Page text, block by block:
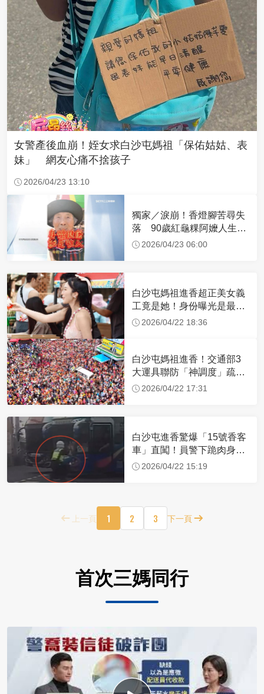
女警產後血崩！姪女求白沙屯媽祖「保佑姑姑、表
妹」 網友心痛不捨孩子
2026/04/23 13:10
獨家／淚崩！香燈腳苦尋失
落 90歲紅龜粿阿嬤人生謝
幕2026/04/23 06:00
白沙屯媽祖進香超正美女義
工竟是她！身份曝光是最美
禮生 一輩子不結婚
2026/04/22 18:36
白沙屯媽祖進香！交通部3
大運具聯防「神調度」疏運
32.1萬創新高
2026/04/22 17:31
白沙屯進香驚爆「15號香客
車」直闖！員警下跪肉身擋
車：讓行人先過
2026/04/22 15:19
上一頁 1 2 3 下一頁
首次三媽同行